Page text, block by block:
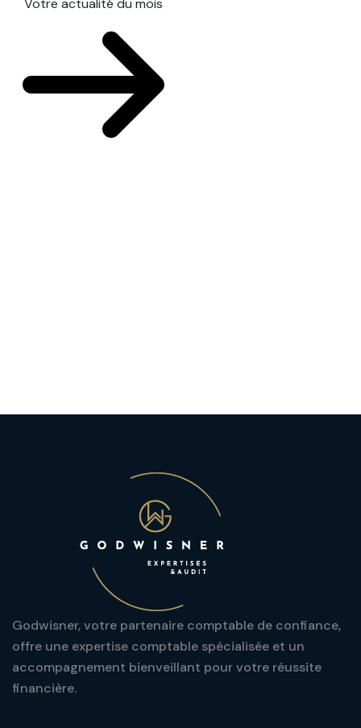
Votre actualité du mois
Godwisner, votre partenaire comptable de confiance,
offre une expertise comptable spécialisée et un
accompagnement bienveillant pour votre réussite
financière.